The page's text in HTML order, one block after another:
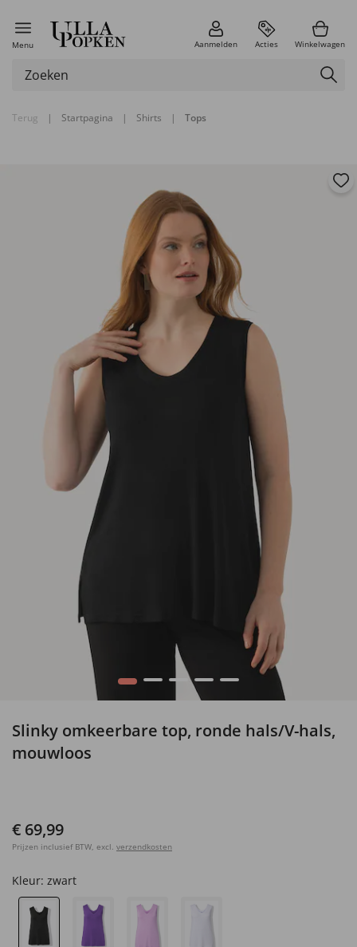
Menu Aanmelden Acties Winkelwagen
Terug | Startpagina | Shirts | Tops
1 2 3 4 5
Slinky omkeerbare top, ronde hals/V-hals,
mouwloos
€ 69,99
Prijzen inclusief BTW, excl. verzendkosten
Kleur: zwart